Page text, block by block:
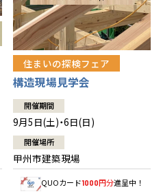
住まいの探検フェア
構造現場見学会
開催期間
9月5日(土)・6日(日)
開催場所
甲州市建築現場
QUOカード1000円分進呈中！